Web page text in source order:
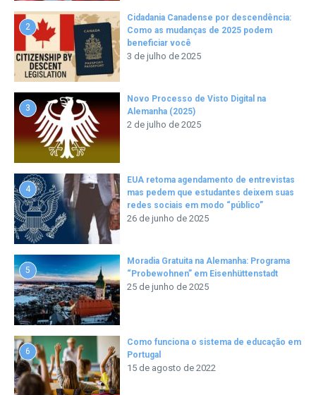
2
Cidadania Canadense por descendência:
Como as mudanças de 2025 podem
beneficiar você
3 de julho de 2025
3
Novo Processo de Visto Digital na
Alemanha (2025)
2 de julho de 2025
4
EUA retoma agendamento de entrevistas
mas pedem que estudantes deixem suas
redes sociais em modo “público”
26 de junho de 2025
5
Moradia Gratuita na Alemanha: Programa
“Probewohnen” em Eisenhüttenstadt
25 de junho de 2025
6
Como funciona o sistema de educação em
Portugal
15 de agosto de 2022